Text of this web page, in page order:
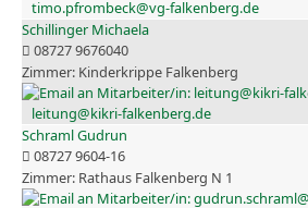
timo.pfrombeck@vg-falkenberg.de
Schillinger Michaela
08727 9676040
Kinderkrippe Falkenberg
leitung@kikri-falkenberg.de
Schraml Gudrun
08727 9604-16
Rathaus Falkenberg N 1